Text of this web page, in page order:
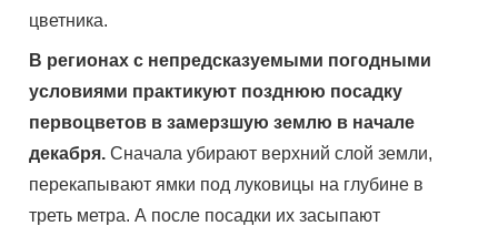
цветника.
В регионах с непредсказуемыми погодными
условиями практикуют позднюю посадку
первоцветов в замерзшую землю в начале
декабря. Сначала убирают верхний слой земли,
перекапывают ямки под луковицы на глубине в
треть метра. А после посадки их засыпают